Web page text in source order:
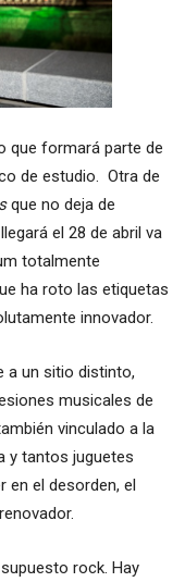
que formará parte de
de estudio. Otra de
que no deja de
el 28 de abril va
totalmente
ha roto las etiquetas
innovador.
a un sitio distinto,
musicales de
vinculado a la
y tantos juguetes
en el desorden, el
rock. Hay